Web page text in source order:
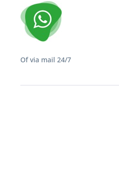
Of via mail 24/7